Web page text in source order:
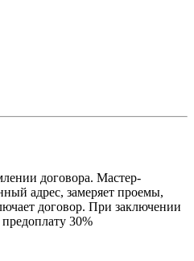
договора. Мастер-
адрес, замеряет проемы,
договор. При заключении
30%